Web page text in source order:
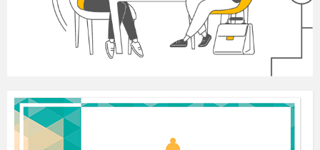
ЧОГОСЬ НЕЗВИЧНОГО, ПРИМІРОМ МАЛЮВАННЯ
КАВОЮ. І ЦЕ СТАЛОСЯ НАПРИКІНЦІ 90-Х РОКІВ
МИНУЛОГО СТОЛІТТЯ, КОЛИ ХУДОЖНИКИ З
ТАЙЛАНДУ ТА ІНДІЇ СТВОРИЛИ ПЕРШІ “КАВОВІ”